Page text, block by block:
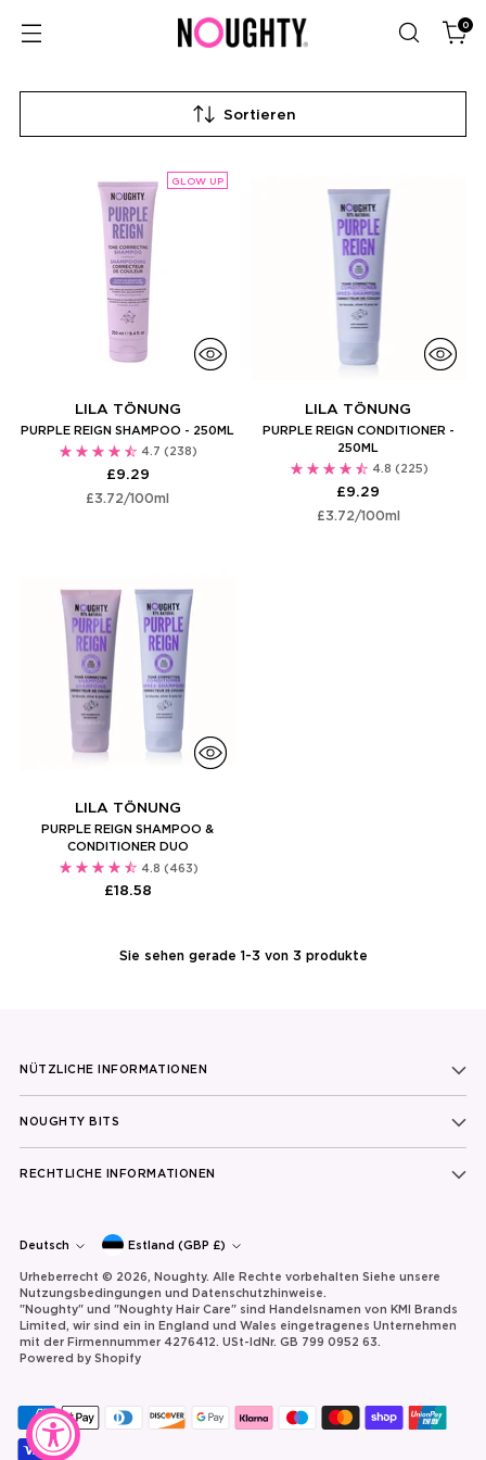
0
Sortieren
GLOW UP
LILA TÖNUNG
PURPLE REIGN SHAMPOO - 250ML
4.7 (238)
£9.29
Stückpreis
£3.72/per
100ml
LILA TÖNUNG
PURPLE REIGN CONDITIONER -
250ML
4.8 (225)
£9.29
Stückpreis
£3.72/per
100ml
LILA TÖNUNG
PURPLE REIGN SHAMPOO &
CONDITIONER DUO
4.8 (463)
£18.58
Sie sehen gerade 1-3 von 3 produkte
NÜTZLICHE INFORMATIONEN
NOUGHTY BITS
RECHTLICHE INFORMATIONEN
Sprache
Deutsch Währung Estland (GBP £)
Urheberrecht © 2026, Noughty. Alle Rechte vorbehalten Siehe unsere
Nutzungsbedingungen und Datenschutzhinweise.
"Noughty" und "Noughty Hair Care" sind Handelsnamen von KMI Brands
Limited, wir sind ein in England und Wales eingetragenes Unternehmen
mit der Firmennummer 4276412. USt-IdNr. GB 799 0952 63.
Powered by Shopify